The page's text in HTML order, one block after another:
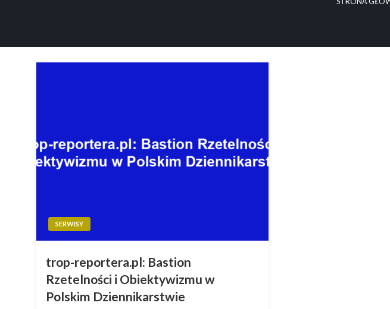
SERWISY
trop-reportera.pl: Bastion
Rzetelności i Obiektywizmu w
Polskim Dziennikarstwie